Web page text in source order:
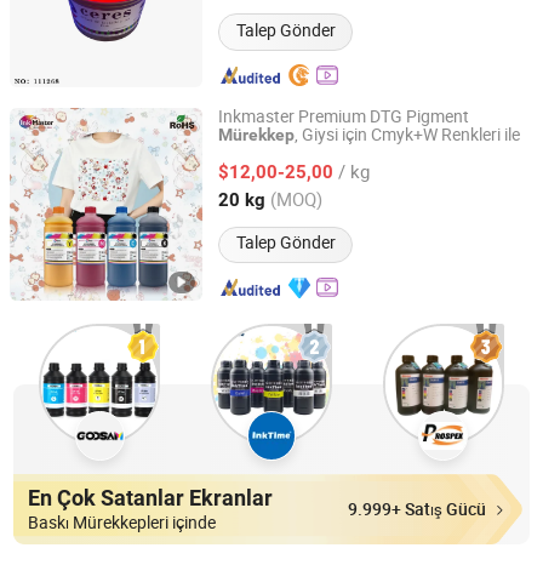
Talep Gönder
Inkmaster Premium DTG Pigment
Mürekkep, Giysi için Cmyk+W Renkleri ile
$12,00-25,00 / kg
20 kg (MOQ)
Talep Gönder
Shanghai Hexuan Industrial Co., Ltd
Shanghai, China Fiyat 2026
En Çok Satanlar Ekranlar
Baskı Mürekkepleri içinde
9.999+ Satış Gücü